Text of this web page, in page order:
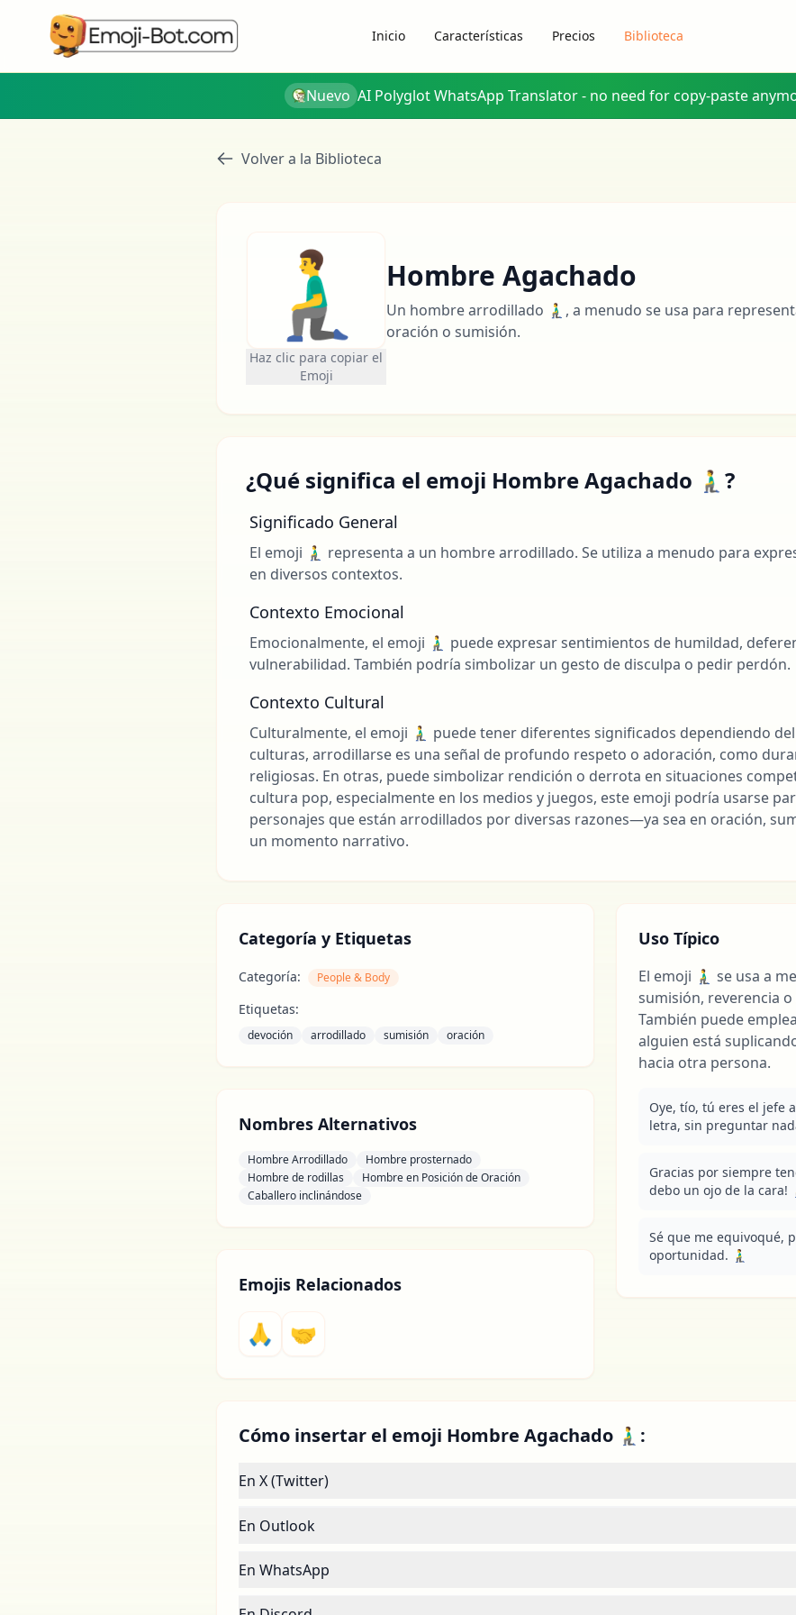
Inicio Características Precios Biblioteca
Nuevo AI Polyglot WhatsApp Translator - no need for copy-paste
Volver a la Biblioteca
🧎‍♂️
Haz clic para copiar el
Emoji
Hombre Agachado
Un hombre arrodillado 🧎‍♂️, a menudo se usa para
oración o sumisión.
¿Qué significa el emoji Hombre Agachado 🧎‍♂️?
Significado General
El emoji 🧎‍♂️ representa a un hombre arrodillado. Se utiliza a menudo para
en diversos contextos.
Contexto Emocional
Emocionalmente, el emoji 🧎‍♂️ puede expresar sentimientos de humildad,
vulnerabilidad. También podría simbolizar un gesto de disculpa o pedir perdón.
Contexto Cultural
Culturalmente, el emoji 🧎‍♂️ puede tener diferentes significados dependiendo
culturas, arrodillarse es una señal de profundo respeto o adoración, como
religiosas. En otras, puede simbolizar rendición o derrota en situaciones
cultura pop, especialmente en los medios y juegos, este emoji podría usarse
personajes que están arrodillados por diversas razones—ya sea en oración,
un momento narrativo.
Categoría y Etiquetas
Categoría: People & Body
Etiquetas:
devoción arrodillado sumisión oración
Nombres Alternativos
Hombre Arrodillado
Hombre prosternado
Hombre de rodillas
Hombre en Posición de Oración
Caballero inclinándose
Emojis Relacionados
🙏 🤝
Uso Típico
El emoji 🧎‍♂️ se usa a
sumisión, reverencia
También puede
alguien está
hacia otra persona.
Oye, tío, tú eres el jefe
letra, sin preguntar
Gracias por siempre
debo un ojo de la cara!
Sé que me equivoqué,
oportunidad. 🧎‍♂️
Cómo insertar el emoji Hombre Agachado 🧎‍♂️:
En X (Twitter)
En Outlook
En WhatsApp